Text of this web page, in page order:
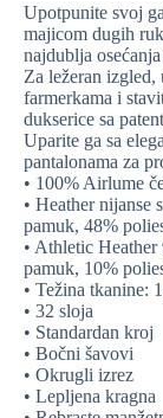
Upotpunite svoj
majicom dugih
najdublja
Za ležeran
farmerkama i
dukserice sa
Uparite ga sa
pantalonama za
• 100% Airlume
• Heather nijanse
pamuk, 48%
• Athletic Heather
pamuk, 10%
• Težina tkanine:
• 32 sloja
• Standardan kroj
• Bočni šavovi
• Okrugli izrez
• Lepljena kragna